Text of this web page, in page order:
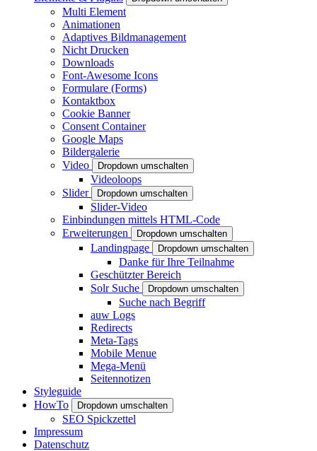
Multi Element
Animationen
Adaptives Bildmanagement
Nicht Drucken
Downloads
Font-Awesome Icons
Formulare (Forms)
Kontaktbox
Cookie Banner
Consent Container
Google Maps
Bildergalerie
Video
Dropdown umschalten
Videoloops
Slider
Dropdown umschalten
Slider-Video
Einbindungen mittels HTML-Code
Erweiterungen
Dropdown umschalten
Landingpage Dropdown umschalten
Danke für Ihre Teilnahme
Geschützter Bereich
Solr Suche
Dropdown umschalten
Suche nach Begriff
auw Logs
Redirects
Meta-Tags
Mobile Menue
Mega-Menü
Seitennotizen
Styleguide
HowTo
Dropdown umschalten
SEO Spickzettel
Impressum
Datenschutz